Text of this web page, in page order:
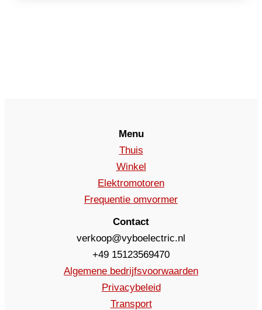
Menu
Thuis
Winkel
Elektromotoren
Frequentie omvormer
Contact
verkoop@vyboelectric.nl
+49 15123569470
Algemene bedrijfsvoorwaarden
Privacybeleid
Transport